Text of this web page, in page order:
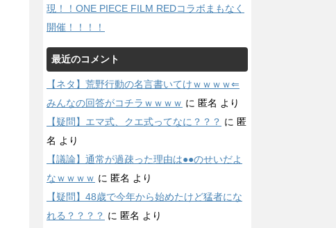
現！！ONE PIECE FILM REDコラボまもなく
開催！！！！
最近のコメント
【ネタ】荒野行動の名言書いてけｗｗｗｗ⇐
みんなの回答がコチラｗｗｗｗ に 匿名 より
【疑問】エマ式、クエ式ってなに？？？ に 匿
名 より
【議論】通常が過疎った理由は●●のせいだよ
なｗｗｗｗ に 匿名 より
【疑問】48歳で今年から始めたけど猛者にな
れる？？？？ に 匿名 より